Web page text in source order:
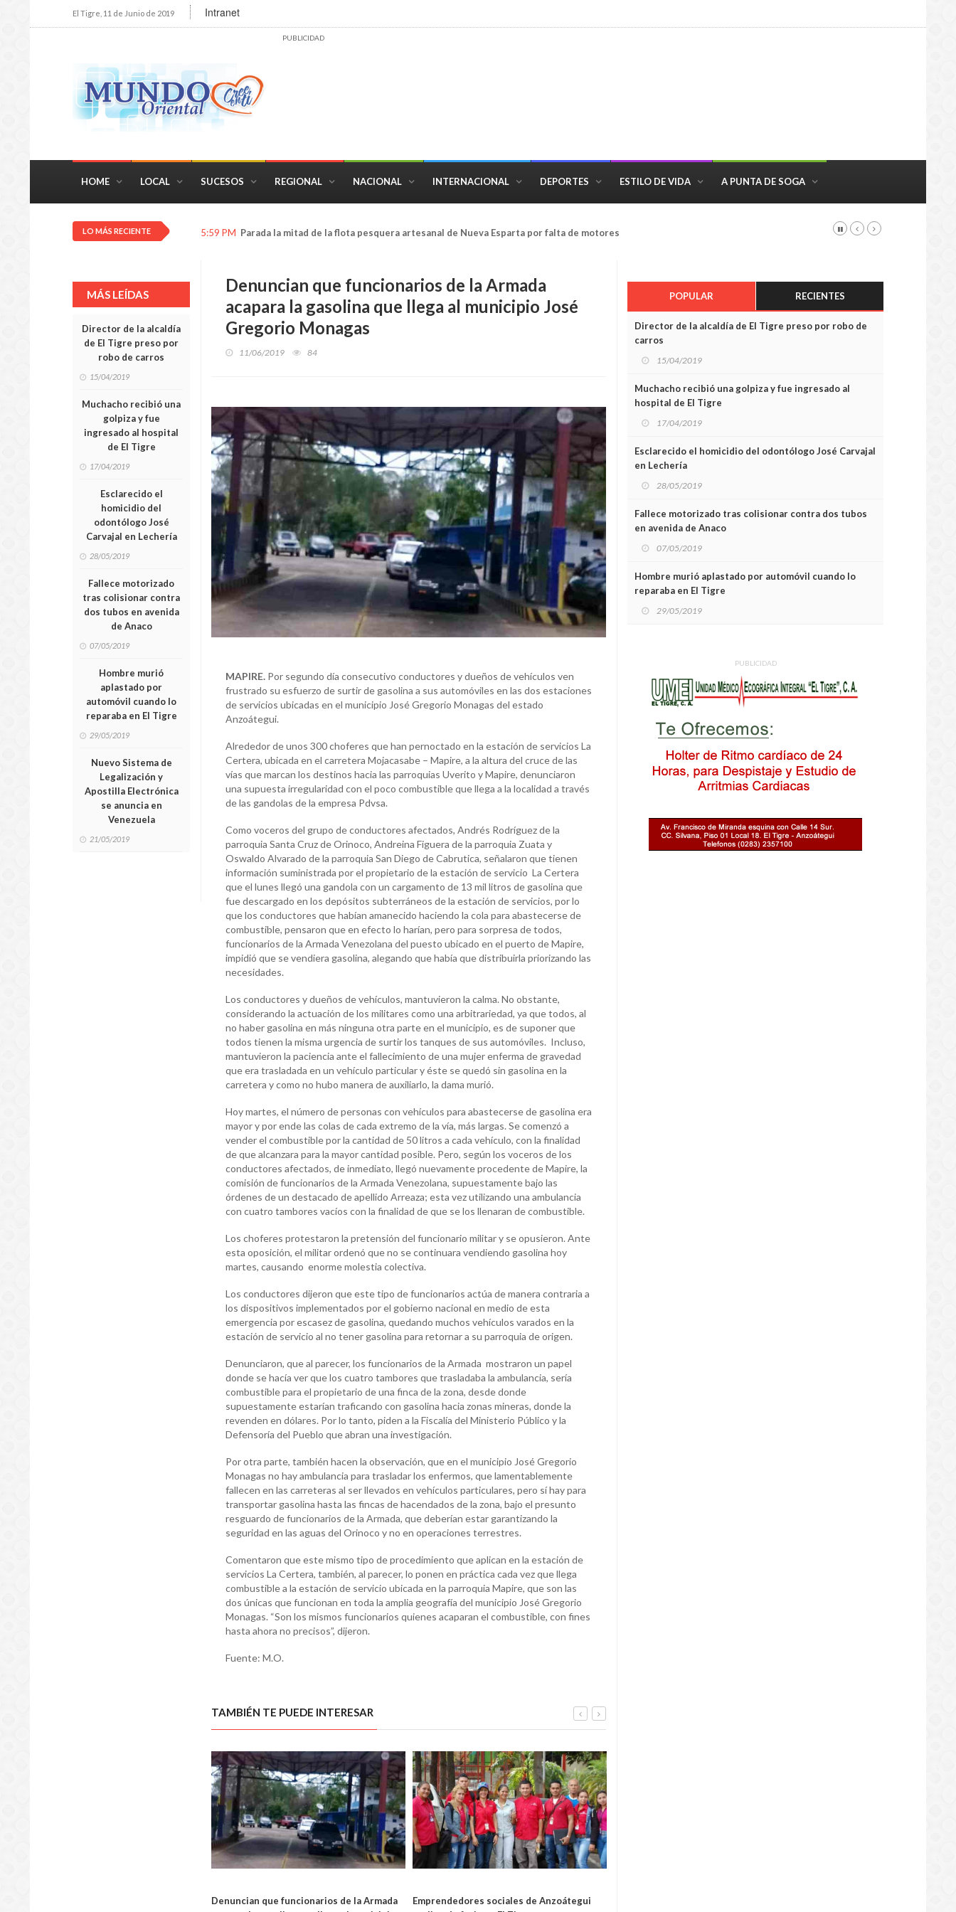
El Tigre, 11 de Junio de 2019 Intranet
PUBLICIDAD
HOME LOCAL SUCESOS REGIONAL NACIONAL INTERNACIONAL DEPORTES ESTILO DE VIDA A PUNTA DE SOGA
LO MÁS RECIENTE 5:59 PM Parada la mitad de la flota pesquera artesanal de Nueva Esparta por falta de motores
MÁS LEÍDAS
Director de la alcaldía
de El Tigre preso por
robo de carros
15/04/2019
Muchacho recibió una
golpiza y fue
ingresado al hospital
de El Tigre
17/04/2019
Esclarecido el
homicidio del
odontólogo José
Carvajal en Lechería
28/05/2019
Fallece motorizado
tras colisionar contra
dos tubos en avenida
de Anaco
07/05/2019
Hombre murió
aplastado por
automóvil cuando lo
reparaba en El Tigre
29/05/2019
Nuevo Sistema de
Legalización y
Apostilla Electrónica
se anuncia en
Venezuela
21/05/2019
Denuncian que funcionarios de la Armada
acapara la gasolina que llega al municipio José
Gregorio Monagas
11/06/2019 84
MAPIRE. Por segundo día consecutivo conductores y dueños de vehículos ven
frustrado su esfuerzo de surtir de gasolina a sus automóviles en las dos estaciones
de servicios ubicadas en el municipio José Gregorio Monagas del estado
Anzoátegui.
Alrededor de unos 300 choferes que han pernoctado en la estación de servicios La
Certera, ubicada en el carretera Mojacasabe – Mapire, a la altura del cruce de las
vías que marcan los destinos hacia las parroquias Uverito y Mapire, denunciaron
una supuesta irregularidad con el poco combustible que llega a la localidad a través
de las gandolas de la empresa Pdvsa.
Como voceros del grupo de conductores afectados, Andrés Rodríguez de la
parroquia Santa Cruz de Orinoco, Andreina Figuera de la parroquia Zuata y
Oswaldo Alvarado de la parroquia San Diego de Cabrutica, señalaron que tienen
información suministrada por el propietario de la estación de servicio La Certera
que el lunes llegó una gandola con un cargamento de 13 mil litros de gasolina que
fue descargado en los depósitos subterráneos de la estación de servicios, por lo
que los conductores que habían amanecido haciendo la cola para abastecerse de
combustible, pensaron que en efecto lo harían, pero para sorpresa de todos,
funcionarios de la Armada Venezolana del puesto ubicado en el puerto de Mapire,
impidió que se vendiera gasolina, alegando que había que distribuirla priorizando las
necesidades.
Los conductores y dueños de vehículos, mantuvieron la calma. No obstante,
considerando la actuación de los militares como una arbitrariedad, ya que todos, al
no haber gasolina en más ninguna otra parte en el municipio, es de suponer que
todos tienen la misma urgencia de surtir los tanques de sus automóviles. Incluso,
mantuvieron la paciencia ante el fallecimiento de una mujer enferma de gravedad
que era trasladada en un vehículo particular y éste se quedó sin gasolina en la
carretera y como no hubo manera de auxiliarlo, la dama murió.
Hoy martes, el número de personas con vehículos para abastecerse de gasolina era
mayor y por ende las colas de cada extremo de la vía, más largas. Se comenzó a
vender el combustible por la cantidad de 50 litros a cada vehículo, con la finalidad
de que alcanzara para la mayor cantidad posible. Pero, según los voceros de los
conductores afectados, de inmediato, llegó nuevamente procedente de Mapire, la
comisión de funcionarios de la Armada Venezolana, supuestamente bajo las
órdenes de un destacado de apellido Arreaza; esta vez utilizando una ambulancia
con cuatro tambores vacíos con la finalidad de que se los llenaran de combustible.
Los choferes protestaron la pretensión del funcionario militar y se opusieron. Ante
esta oposición, el militar ordenó que no se continuara vendiendo gasolina hoy
martes, causando enorme molestia colectiva.
Los conductores dijeron que este tipo de funcionarios actúa de manera contraria a
los dispositivos implementados por el gobierno nacional en medio de esta
emergencia por escasez de gasolina, quedando muchos vehículos varados en la
estación de servicio al no tener gasolina para retornar a su parroquia de origen.
Denunciaron, que al parecer, los funcionarios de la Armada mostraron un papel
donde se hacía ver que los cuatro tambores que trasladaba la ambulancia, sería
combustible para el propietario de una finca de la zona, desde donde
supuestamente estarían traficando con gasolina hacia zonas mineras, donde la
revenden en dólares. Por lo tanto, piden a la Fiscalía del Ministerio Público y la
Defensoría del Pueblo que abran una investigación.
Por otra parte, también hacen la observación, que en el municipio José Gregorio
Monagas no hay ambulancia para trasladar los enfermos, que lamentablemente
fallecen en las carreteras al ser llevados en vehículos particulares, pero sí hay para
transportar gasolina hasta las fincas de hacendados de la zona, bajo el presunto
resguardo de funcionarios de la Armada, que deberían estar garantizando la
seguridad en las aguas del Orinoco y no en operaciones terrestres.
Comentaron que este mismo tipo de procedimiento que aplican en la estación de
servicios La Certera, también, al parecer, lo ponen en práctica cada vez que llega
combustible a la estación de servicio ubicada en la parroquia Mapire, que son las
dos únicas que funcionan en toda la amplia geografía del municipio José Gregorio
Monagas. “Son los mismos funcionarios quienes acaparan el combustible, con fines
hasta ahora no precisos”, dijeron.
Fuente: M.O.
TAMBIÉN TE PUEDE INTERESAR
Denuncian que funcionarios de la Armada
Emprendedores sociales de Anzoátegui
POPULAR RECIENTES
Director de la alcaldía de El Tigre preso por robo de
carros
15/04/2019
Muchacho recibió una golpiza y fue ingresado al
hospital de El Tigre
17/04/2019
Esclarecido el homicidio del odontólogo José Carvajal
en Lechería
28/05/2019
Fallece motorizado tras colisionar contra dos tubos
en avenida de Anaco
07/05/2019
Hombre murió aplastado por automóvil cuando lo
reparaba en El Tigre
29/05/2019
PUBLICIDAD